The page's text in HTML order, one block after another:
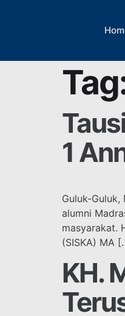
1
Guluk-Guluk,
alumni
masyarakat.
(SISKA) MA
KH.